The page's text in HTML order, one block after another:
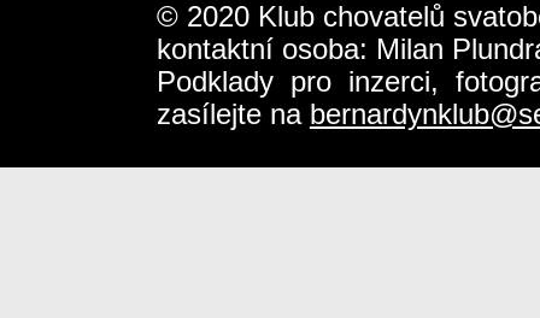
© 2020 Klub chovatelů
kontaktní osoba: Milan
Podklady pro inzerci,
zasílejte na